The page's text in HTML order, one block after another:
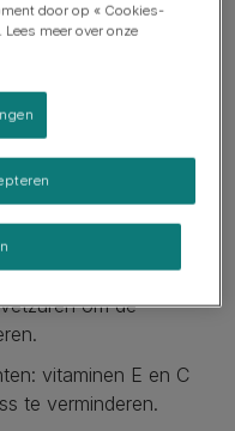
Mobility
Samenstelling die
helpt.
om de
vitaminen E en C
te verminderen.
door op « Cookies-
meer over onze